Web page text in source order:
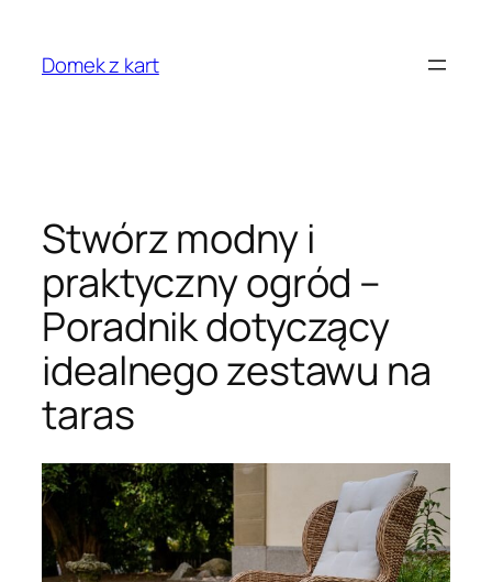
treściDomek z kart
Stwórz modny i
praktyczny ogród –
Poradnik dotyczący
idealnego zestawu na
taras